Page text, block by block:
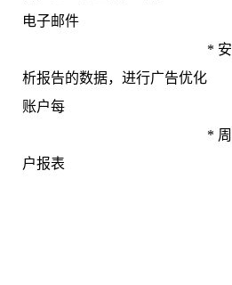
电子邮件
* 安装分析工具
析报告的数据，进行广告优
账户每
* 周至少为客
户报表